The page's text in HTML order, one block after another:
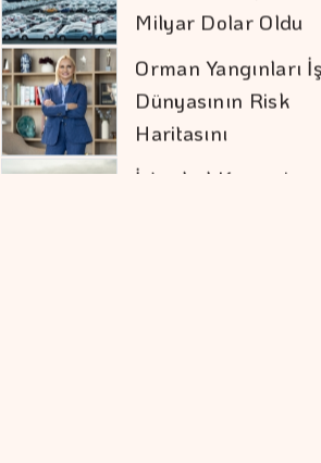
Dünyasının Risk
Haritasını
Değiştiriyor
İstanbul Kruvaziyer
Turizminde 1 Milyon
Yolcu Hedefine
İlerliyor